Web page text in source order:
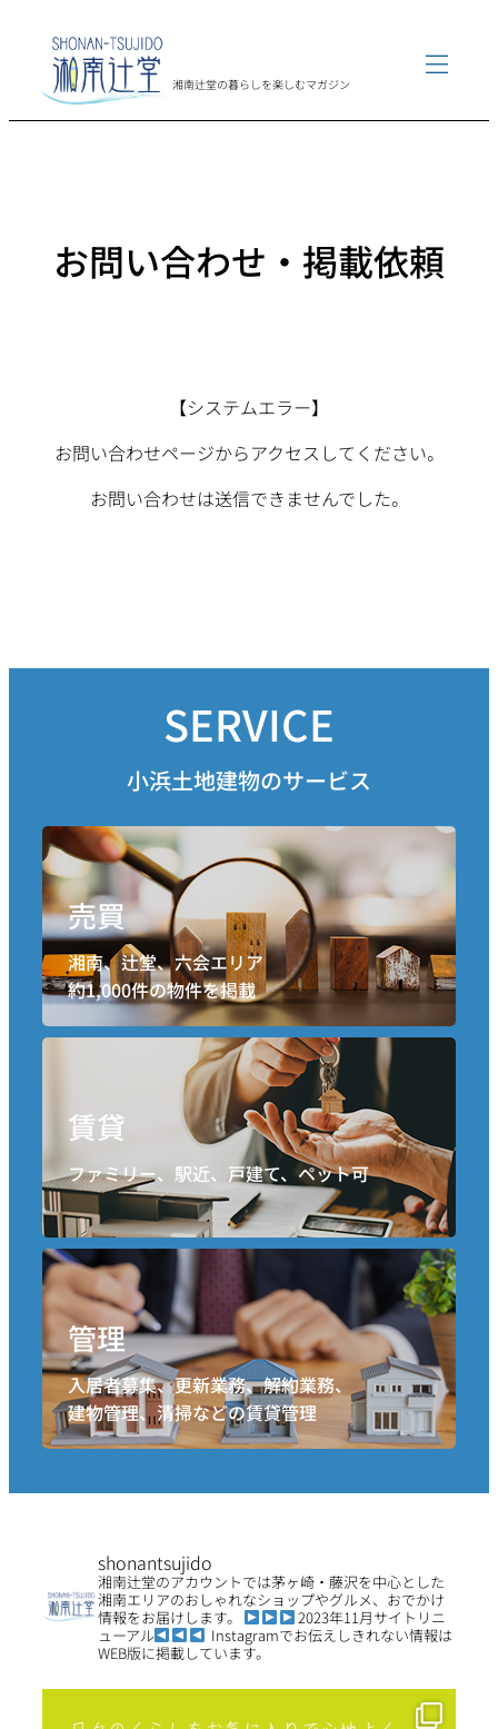
湘南辻堂の暮らしを楽しむマガジン
お問い合わせ・掲載依頼
【システムエラー】
お問い合わせページからアクセスしてください。
お問い合わせは送信できませんでした。
SERVICE
小浜土地建物のサービス
売買
湘南、辻堂、六会エリア
約1,000件の物件を掲載
賃貸
ファミリー、駅近、戸建て、ペット可
管理
入居者募集、更新業務、解約業務、
建物管理、清掃などの賃貸管理
shonantsujido
湘南辻堂のアカウントでは茅ヶ崎・藤沢を中心とした
湘南エリアのおしゃれなショップやグルメ、おでかけ
情報をお届けします。
2023年11月サイトリニ
ューアル
Instagramでお伝えしきれない情報は
WEB版に掲載しています。
エリア
スポーツ
インタビュー
湘南辻堂とは？